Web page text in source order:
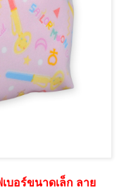
บอร์ขนาดเล็ก ลาย